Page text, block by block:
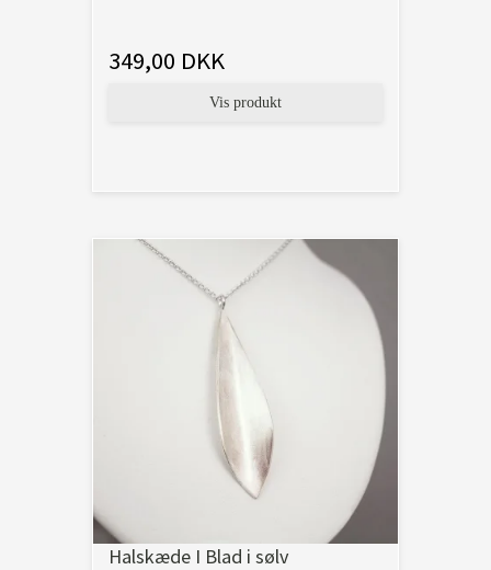
349,00 DKK
Vis produkt
Halskæde I Blad i sølv